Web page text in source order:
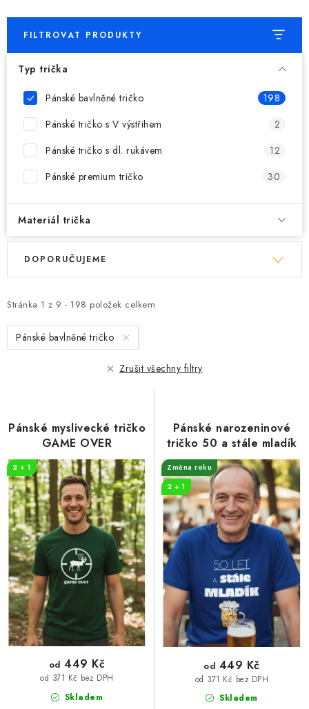
FILTROVAT PRODUKTY
Typ trička
Pánské bavlněné tričko
198
Pánské tričko s V výstřihem
2
Pánské tričko s dl. rukávem
12
Pánské premium tričko
30
Materiál trička
V
i
s
p
u
t
ů
Stránka 1 z 9 - 198 položek celkem
Ř
e
n
í
d
k
t
ů
DOPORUČUJEME
Pánské bavlněné tričko
Zrušit všechny filtry
Pánské myslivecké tričko
GAME OVER
2 + 1
Skladem
od 371 Kč bez DPH
od 449 Kč
Pánské narozeninové
tričko 50 a stále mladík
Změna roku
2 + 1
Skladem
od 371 Kč bez DPH
od 449 Kč